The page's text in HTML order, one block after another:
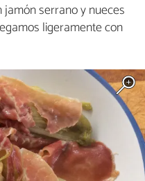
serrano y nueces
ligeramente con